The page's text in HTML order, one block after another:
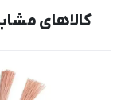
کالاهای